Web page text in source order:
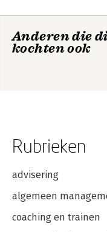
Bekijk alle boeken
Anderen die
kochten ook
Rubrieken
advisering
algemeen
coaching en trainen